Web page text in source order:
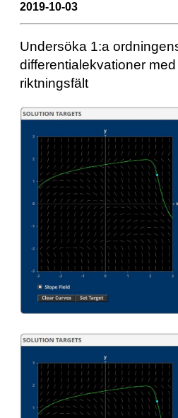
2019-10-03
Undersöka 1:a
differentialekvationer
riktningsfält